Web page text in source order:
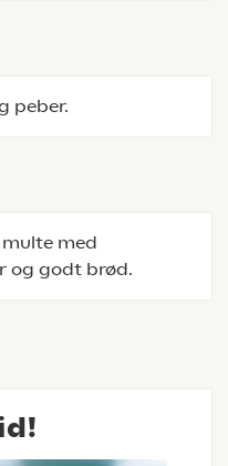
peber.
med
og godt brød.